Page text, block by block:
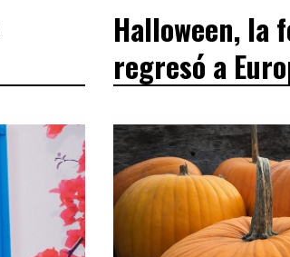
Halloween, la
regresó a